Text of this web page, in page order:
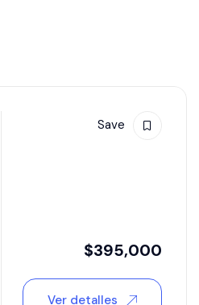
Save
$395,000
Ver detalles